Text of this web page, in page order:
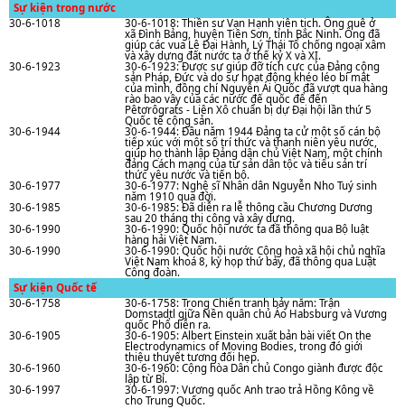
Sự kiện trong nước
30-6-1018
30-6-1018: Thiền sư Vạn Hạnh viên tịch. Ông quê ở
xã Đình Bảng, huyện Tiên Sơn, tỉnh Bắc Ninh. Ông đã
giúp các vua Lê Đại Hành, Lý Thái Tổ chống ngoại xâm
và xây dựng đất nước ta ở thế kỷ X và XI.
30-6-1923
30-6-1923: Được sự giúp đỡ tích cực của Đảng cộng
sản Pháp, Đức và do sự hoạt động khéo léo bí mật
của mình, đồng chí Nguyễn Ái Quốc đã vượt qua hàng
rào bao vây của các nước đế quốc để đến
Pêtơrôgrats - Liên Xô chuẩn bị dự Đại hội lần thứ 5
Quốc tế cộng sản.
30-6-1944
30-6-1944: Đầu nǎm 1944 Đảng ta cử một số cán bộ
tiếp xúc với một số trí thức và thanh niên yêu nước,
giúp họ thành lập Đảng dân chủ Việt Nam, một chính
đảng Cách mạng của tư sản dân tộc và tiểu sản trí
thức yêu nước và tiến bộ.
30-6-1977
30-6-1977: Nghệ sĩ Nhân dân Nguyễn Nho Tuý sinh
nǎm 1910 qua đời.
30-6-1985
30-6-1985: Đã diễn ra lễ thông cầu Chương Dương
sau 20 tháng thi công và xây dựng.
30-6-1990
30-6-1990: Quốc hội nước ta đã thông qua Bộ luật
hàng hải Việt Nam.
30-6-1990
30-6-1990: Quốc hội nước Cộng hoà xã hội chủ nghĩa
Việt Nam khoá 8, kỳ họp thứ bảy, đã thông qua Luật
Công đoàn.
Sự kiện Quốc tế
30-6-1758
30-6-1758: Trong Chiến tranh bảy năm: Trận
Domstadtl giữa Nền quân chủ Áo Habsburg và Vương
quốc Phổ diễn ra.
30-6-1905
30-6-1905: Albert Einstein xuất bản bài viết On the
Electrodynamics of Moving Bodies, trong đó giới
thiệu thuyết tương đối hẹp.
30-6-1960
30-6-1960: Cộng hòa Dân chủ Congo giành được độc
lập từ Bỉ.
30-6-1997
30-6-1997: Vương quốc Anh trao trả Hồng Kông về
cho Trung Quốc.